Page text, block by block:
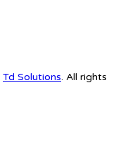
Td Solutions. All rights